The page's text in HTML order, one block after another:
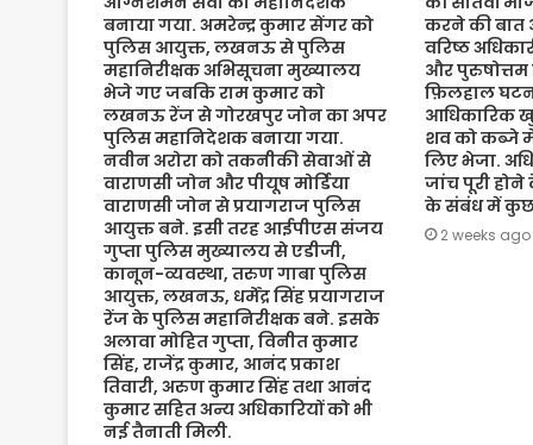
बनाया गया. अमरेन्द्र कुमार सेंगर को
पुलिस आयुक्त, लखनऊ से पुलिस
महानिरीक्षक अभिसूचना मुख्यालय
भेजे गए जबकि राम कुमार को
लखनऊ रेंज से गोरखपुर जोन का अपर
पुलिस महानिदेशक बनाया गया.
नवीन अरोरा को तकनीकी सेवाओं से
वाराणसी जोन और पीयूष मोर्डिया
वाराणसी जोन से प्रयागराज पुलिस
आयुक्त बने. इसी तरह आईपीएस संजय
गुप्ता पुलिस मुख्यालय से एडीजी,
कानून-व्यवस्था, तरुण गाबा पुलिस
आयुक्त, लखनऊ, धर्मेंद्र सिंह प्रयागराज
रेंज के पुलिस महानिरीक्षक बने. इसके
अलावा मोहित गुप्ता, विनीत कुमार
सिंह, राजेंद्र कुमार, आनंद प्रकाश
तिवारी, अरुण कुमार सिंह तथा आनंद
कुमार सहित अन्य अधिकारियों को भी
नई तैनाती मिली.
करने की
वरिष्ठ
और
फ़िलहाल
आधिकारिक
शव को कब्जे
लिए भेजा.
जांच पूरी होने
के संबंध में कुछ
2 weeks ago